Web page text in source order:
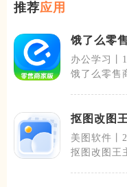
推荐应用
饿了么零
办公学习丨
饿了么零售
抠图改图
美图软件丨
抠图改图王